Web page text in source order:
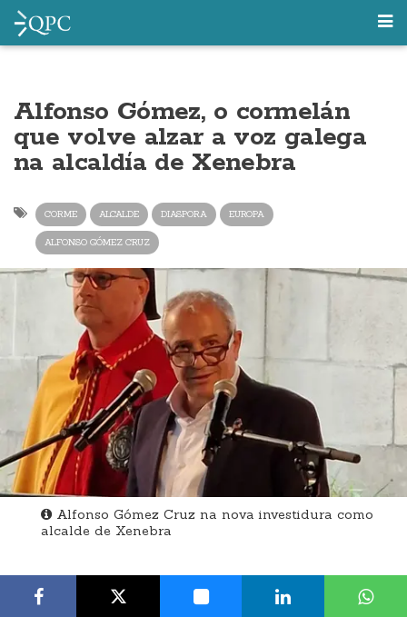
Alfonso Gómez, o cormelán
que volve alzar a voz galega
na alcaldía de Xenebra
CORME ALCALDE DIASPORA EUROPA
ALFONSO GÓMEZ CRUZ
Alfonso Gómez Cruz na nova investidura como
alcalde de Xenebra